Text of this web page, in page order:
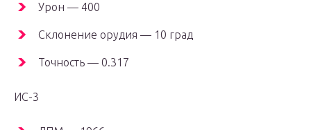
Урон — 400
Склонение орудия — 10 град
Точность — 0.317
ИС-3